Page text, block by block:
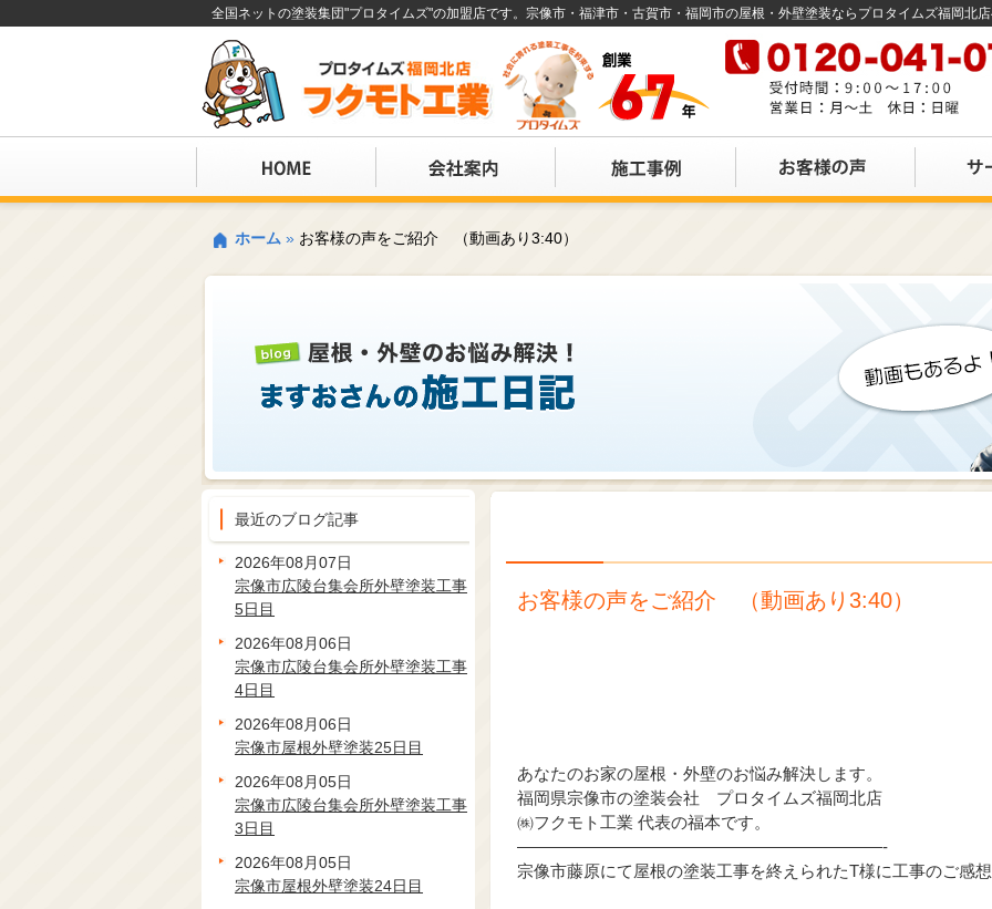
全国ネットの塗装集団"プロタイムズ"の加盟店です。宗像市・福津市・古賀市・福岡市の屋根・外壁塗装ならプロタイムズ福岡北
ホーム » お客様の声をご紹介 （動画あり3:40）
お客様の声をご紹介 （動画あり3:40）
あなたのお家の屋根・外壁のお悩み解決します。
福岡県宗像市の塗装会社 プロタイムズ福岡北店
㈱フクモト工業 代表の福本です。
——————————————————————-
宗像市藤原にて屋根の塗装工事を終えられたT様に工事のご感
最近のブログ記事
2026年08月07日
宗像市広陵台集会所外壁塗装工事
5日目
2026年08月06日
宗像市広陵台集会所外壁塗装工事
4日目
2026年08月06日
宗像市屋根外壁塗装25日目
2026年08月05日
宗像市広陵台集会所外壁塗装工事
3日目
2026年08月05日
宗像市屋根外壁塗装24日目